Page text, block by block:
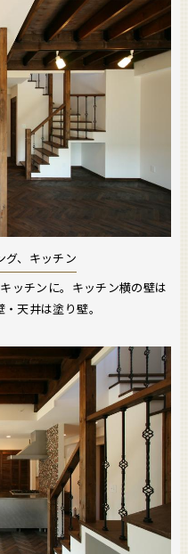
グ、キッチン
ッチンに。キッチン横の壁は
天井は塗り壁。